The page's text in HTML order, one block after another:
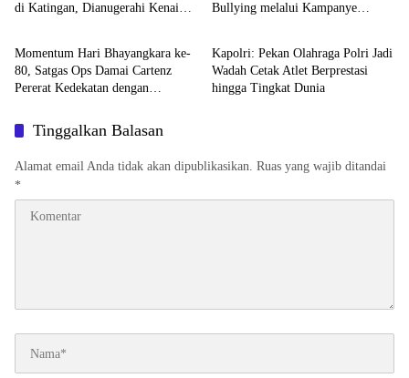
di Katingan, Dianugerahi Kenaikan
Bullying melalui Kampanye
TNI - POLRI
Momentum Hari Bhayangkara ke-
80, Satgas Ops Damai Cartenz
Pererat Kedekatan dengan
Kapolri RI
Kapolri: Pekan Olahraga Polri Jadi
Wadah Cetak Atlet Berprestasi
hingga Tingkat Dunia
Tinggalkan Balasan
Alamat email Anda tidak akan dipublikasikan. Ruas yang wajib ditandai
*